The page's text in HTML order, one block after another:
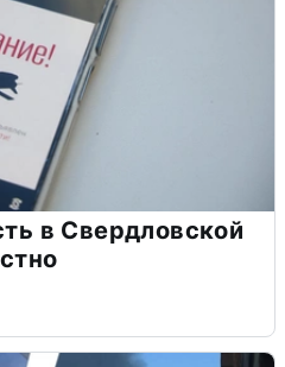
в Свердловской